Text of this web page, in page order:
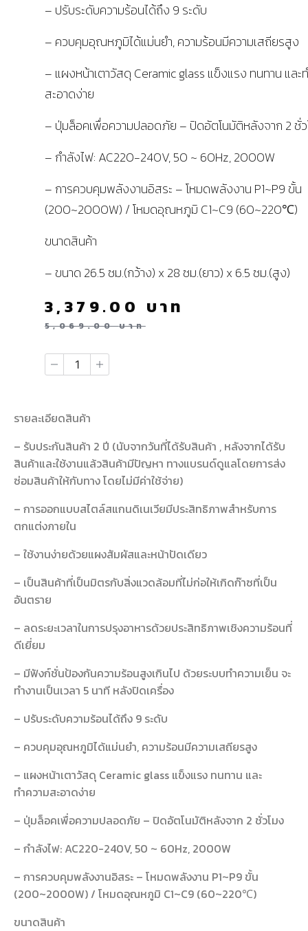
– ปรับระดับความร้อนได้ถึง 9 ระดับ
– ควบคุมอุณหภูมิได้แม่นยำ, ความร้อนมีความเสถียรสูง
– แผงหน้าเตาวัสดุ Ceramic glass แข็งแรง ทนทาน และ
สะอาดง่าย
– ปุ่มล็อคเพื่อความปลอดภัย – ปิดอัตโนมัติหลังจาก 2 ชั่
– กำลังไฟ: AC220-240V, 50 ~ 60Hz, 2000W
– การควบคุมพลังงานอิสระ – โหมดพลังงาน P1~P9 ขั้น
(200~2000W) / โหมดอุณหภูมิ C1~C9 (60~220℃)
ขนาดสินค้า
– ขนาด 26.5 ซม.(กว้าง) x 28 ซม.(ยาว) x 6.5 ซม.(สูง)
5,069.00บาท
3,379.00 บาท
รายละเอียดสินค้า
– รับประกันสินค้า 2 ปี (นับจากวันที่ได้รับสินค้า , หลังจากได้รับ
สินค้าและใช้งานแล้วสินค้ามีปัญหา ทางแบรนด์ดูแลโดยการส่ง
ซ่อมสินค้าให้กับทาง โดยไม่มีค่าใช้จ่าย)
– การออกแบบสไตล์สแกนดิเนเวียมีประสิทธิภาพสำหรับการ
ตกแต่งภายใน
– ใช้งานง่ายด้วยแผงสัมผัสและหน้าปัดเดียว
– เป็นสินค้าที่เป็นมิตรกับสิ่งแวดล้อมที่ไม่ก่อให้เกิดก๊าซที่เป็น
อันตราย
– ลดระยะเวลาในการปรุงอาหารด้วยประสิทธิภาพเชิงความร้อนที่
ดีเยี่ยม
– มีฟังก์ชั่นป้องกันความร้อนสูงเกินไป ด้วยระบบทำความเย็น จะ
ทำงานเป็นเวลา 5 นาที หลังปิดเครื่อง
– ปรับระดับความร้อนได้ถึง 9 ระดับ
– ควบคุมอุณหภูมิได้แม่นยำ, ความร้อนมีความเสถียรสูง
– แผงหน้าเตาวัสดุ Ceramic glass แข็งแรง ทนทาน และ
ทำความสะอาดง่าย
– ปุ่มล็อคเพื่อความปลอดภัย – ปิดอัตโนมัติหลังจาก 2 ชั่วโมง
– กำลังไฟ: AC220-240V, 50 ~ 60Hz, 2000W
– การควบคุมพลังงานอิสระ – โหมดพลังงาน P1~P9 ขั้น
(200~2000W) / โหมดอุณหภูมิ C1~C9 (60~220℃)
ขนาดสินค้า